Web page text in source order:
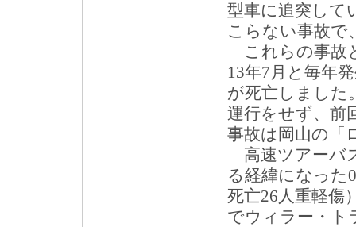
型車に追突して
こらない事故で
これらの事故
13年7月と毎年
が死亡しました
運行をせず、前
事故は岡山の「
高速ツアーバ
る経緯になった
死亡26人重軽傷
でウィラー・ト